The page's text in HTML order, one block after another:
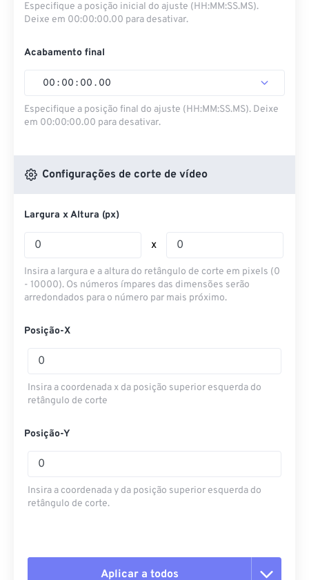
Especifique a posição inicial do ajuste (HH:MM:SS.MS).
Deixe em 00:00:00.00 para desativar.
Acabamento final
00 : 00 : 00 . 00
Especifique a posição final do ajuste (HH:MM:SS.MS). Deixe
em 00:00:00.00 para desativar.
Configurações de corte de vídeo
Largura x Altura (px)
x
Insira a largura e a altura do retângulo de corte em pixels (0
- 10000). Os números ímpares das dimensões serão
arredondados para o número par mais próximo.
Posição-X
Insira a coordenada x da posição superior esquerda do
retângulo de corte
Posição-Y
Insira a coordenada y da posição superior esquerda do
retângulo de corte.
Aplicar a todos